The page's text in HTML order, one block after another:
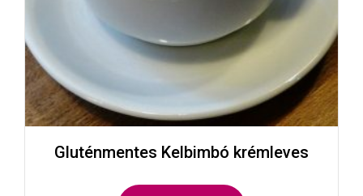
Gluténmentes Kelbimbó krémleves